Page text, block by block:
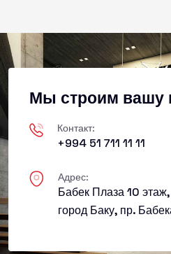
Мы строим вашу
Контакт:
+994 51 711 11 11
Адрес:
Бабек Плаза 10 этаж,
город Баку, пр.